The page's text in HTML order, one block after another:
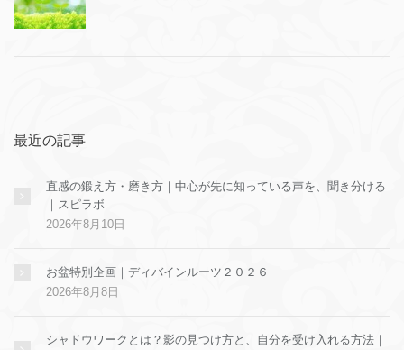
最近の記事
直感の鍛え方・磨き方｜中心が先に知っている声を、聞き分ける
｜スピラボ
2026年8月10日
お盆特別企画｜ディバインルーツ２０２６
2026年8月8日
シャドウワークとは？影の見つけ方と、自分を受け入れる方法｜